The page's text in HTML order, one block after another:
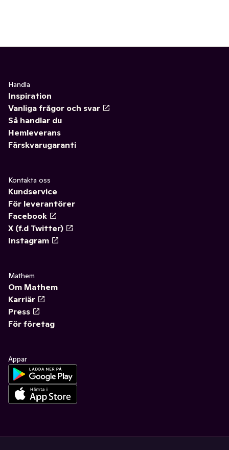
Handla
Inspiration
Vanliga frågor och svar
Så handlar du
Hemleverans
Färskvarugaranti
Kontakta oss
Kundservice
För leverantörer
Facebook
X (f.d Twitter)
Instagram
Mathem
Om Mathem
Karriär
Press
För företag
Appar